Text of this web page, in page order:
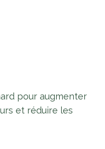
pour augmenter
et réduire les